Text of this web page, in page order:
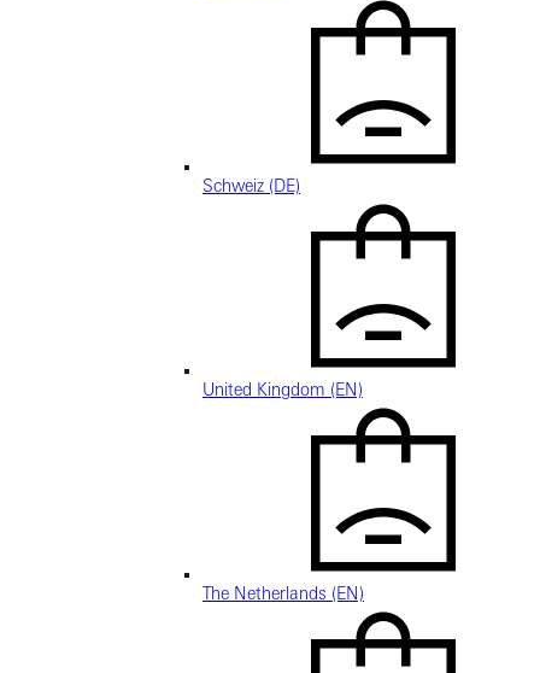
Schweiz (DE)
United Kingdom (EN)
The Netherlands (EN)